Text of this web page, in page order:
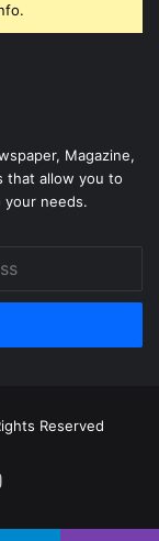
Magazine,
that allow you to
needs.
Reserved
Instagram